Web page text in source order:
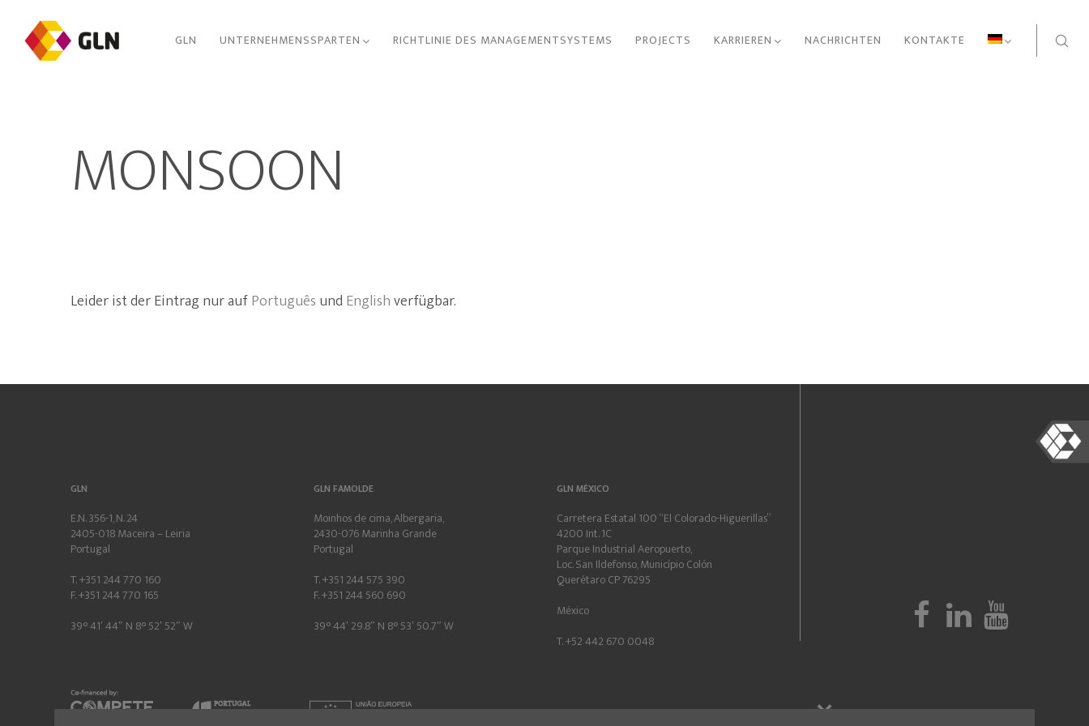
GLN UNTERNEHMENSSPARTEN RICHTLINIE DES MANAGEMENTSYSTEMS PROJECTS KARRIEREN NACHRICHTEN KONTAKTE
MONSOON
Leider ist der Eintrag nur aufPortuguês und Englishverfügbar.
GLN
E.N. 356-1, N. 24
2405-018 Maceira – Leiria
Portugal
T. +351 244 770 160
F. +351 244 770 165
39° 41′ 44″ N 8° 52′ 52″ W
GLN FAMOLDE
Moinhos de cima, Albergaria,
2430-076 Marinha Grande
Portugal
T. +351 244 575 390
F. +351 244 560 690
39° 44′ 29.8″ N 8° 53′ 50.7″ W
GLN MÉXICO
Carretera Estatal 100 “El Colorado-Higuerillas”
4200 Int. 1C
Parque Industrial Aeropuerto,
Loc. San Ildefonso, Município Colón
Querétaro CP 76295
México
T. +52 442 670 0048